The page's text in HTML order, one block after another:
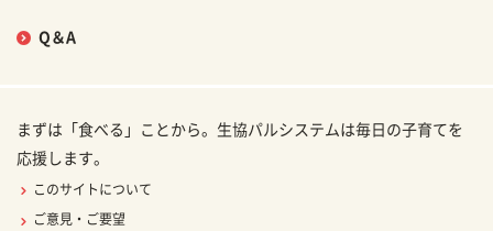
Q＆A
まずは「食べる」ことから。生協パルシステムは毎日の子育てを
応援します。
このサイトについて
ご意見・ご要望